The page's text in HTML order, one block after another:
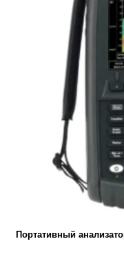
Портативный